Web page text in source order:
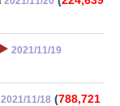
2021/11/19
2021/11/18 (788,721